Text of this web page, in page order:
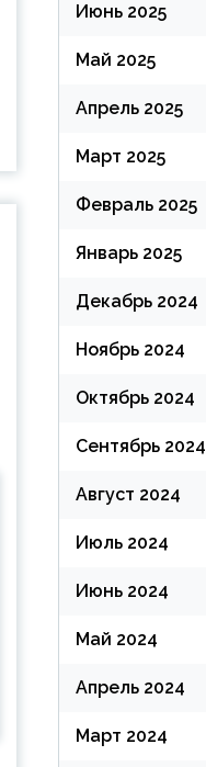
Июнь 2025
Май 2025
Апрель 2025
Март 2025
Февраль 2025
Январь 2025
Декабрь 2024
Ноябрь 2024
Октябрь 2024
Сентябрь 2024
Август 2024
Июль 2024
Июнь 2024
Май 2024
Апрель 2024
Март 2024